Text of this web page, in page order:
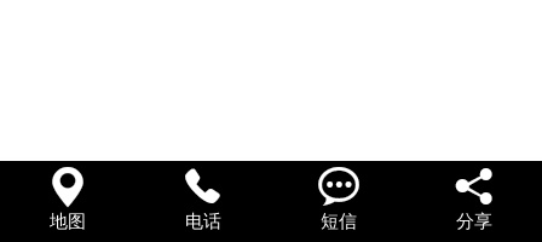

地图

电话

短信

分享